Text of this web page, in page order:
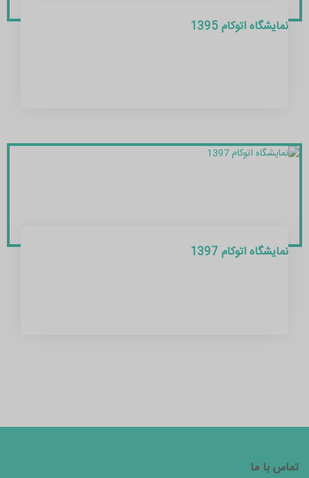
نمایشگاه اتوکام 1395
نمایشگاه اتوکام 1397
تماس با ما